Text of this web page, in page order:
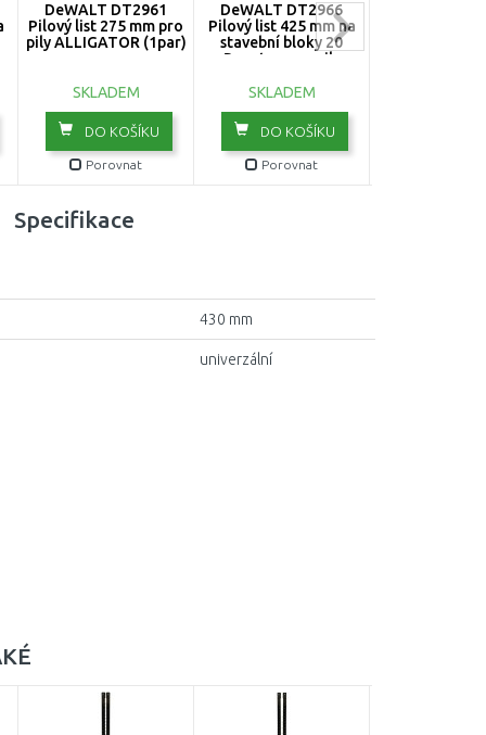
DeWALT DT2961
Pilový list 275 mm pro
pily ALLIGATOR (1par)
SKLADEM
DO KOŠÍKU
Porovnat
DeWALT DT2966
Pilový list 425 mm na
stavební bloky 20
Poroton pro pily
SKLADEM
DO KOŠÍKU
Porovnat
Specifikace
430 mm
univerzální